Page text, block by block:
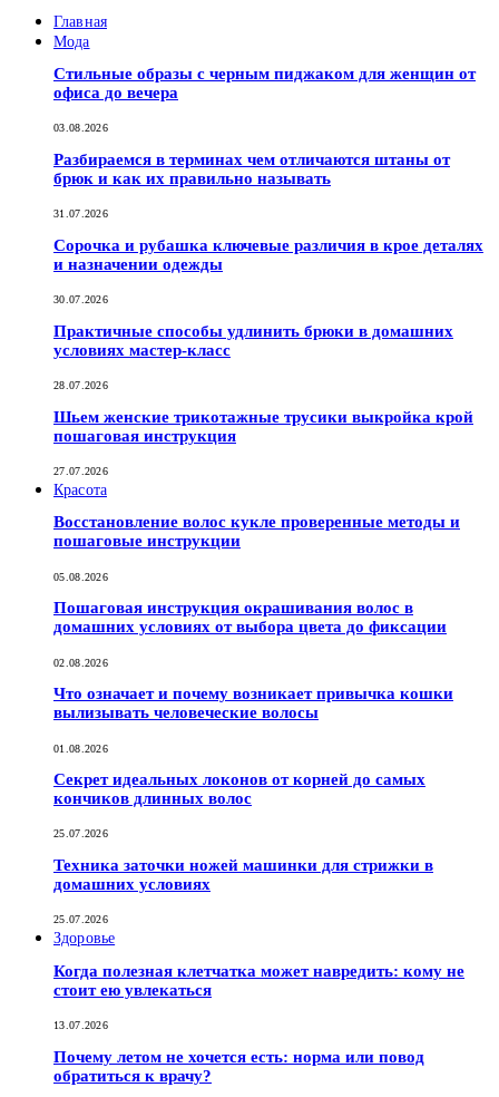
Главная
Мода
Стильные образы с черным пиджаком для женщин от
офиса до вечера
03.08.2026
Разбираемся в терминах чем отличаются штаны от
брюк и как их правильно называть
31.07.2026
Сорочка и рубашка ключевые различия в крое деталях
и назначении одежды
30.07.2026
Практичные способы удлинить брюки в домашних
условиях мастер-класс
28.07.2026
Шьем женские трикотажные трусики выкройка крой
пошаговая инструкция
27.07.2026
Красота
Восстановление волос кукле проверенные методы и
пошаговые инструкции
05.08.2026
Пошаговая инструкция окрашивания волос в
домашних условиях от выбора цвета до фиксации
02.08.2026
Что означает и почему возникает привычка кошки
вылизывать человеческие волосы
01.08.2026
Секрет идеальных локонов от корней до самых
кончиков длинных волос
25.07.2026
Техника заточки ножей машинки для стрижки в
домашних условиях
25.07.2026
Здоровье
Когда полезная клетчатка может навредить: кому не
стоит ею увлекаться
13.07.2026
Почему летом не хочется есть: норма или повод
обратиться к врачу?